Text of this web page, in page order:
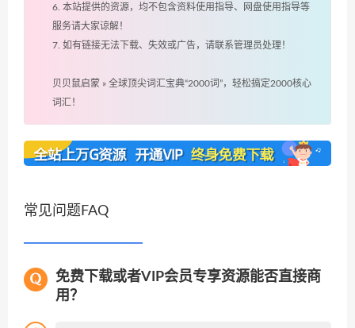
6. 本站提供的资源，均不包含资料使用指导、网盘使用指导等
服务请大家谅解！
7. 如有链接无法下载、失效或广告，请联系管理员处理！
贝贝鼠启蒙 » 全球顶尖词汇宝典“2000词”，轻松搞定2000核心
词汇！
常见问题FAQ
免费下载或者VIP会员专享资源能否直接商
用？